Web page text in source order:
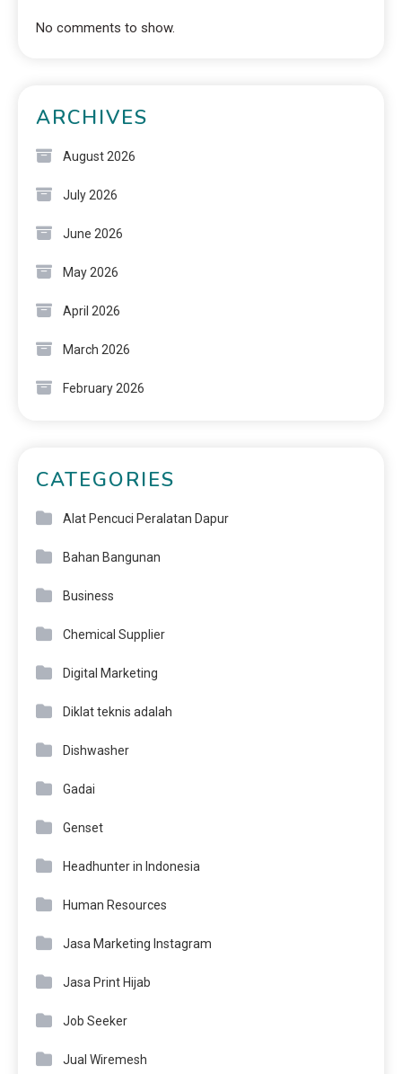
No comments to show.
ARCHIVES
August 2026
July 2026
June 2026
May 2026
April 2026
March 2026
February 2026
CATEGORIES
Alat Pencuci Peralatan Dapur
Bahan Bangunan
Business
Chemical Supplier
Digital Marketing
Diklat teknis adalah
Dishwasher
Gadai
Genset
Headhunter in Indonesia
Human Resources
Jasa Marketing Instagram
Jasa Print Hijab
Job Seeker
Jual Wiremesh